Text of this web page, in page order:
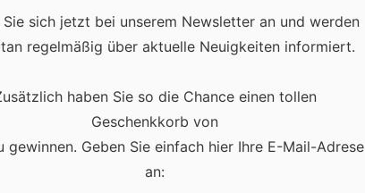
Sie sich jetzt bei unserem Newsletter an und werden
regelmäßig über aktuelle Neuigkeiten informiert.
haben Sie so die Chance einen tollen
Geschenkkorb von
gewinnen. Geben Sie einfach hier Ihre E-Mail-Adrese
an: